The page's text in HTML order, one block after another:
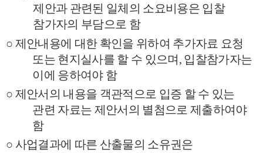
제안과 관련된 일체의 소요비용은 입찰
참가자의 부담으로 함
○ 제안내용에 대한 확인을 위하여 추가자료 요청
또는 현지실사를 할 수 있으며, 입찰참가자는
이에 응하여야 함
○ 제안서의 내용을 객관적으로 입증 할 수 있는
관련 자료는 제안서의 별첨으로 제출하여야
함
○ 사업결과에 따른 산출물의 소유권은